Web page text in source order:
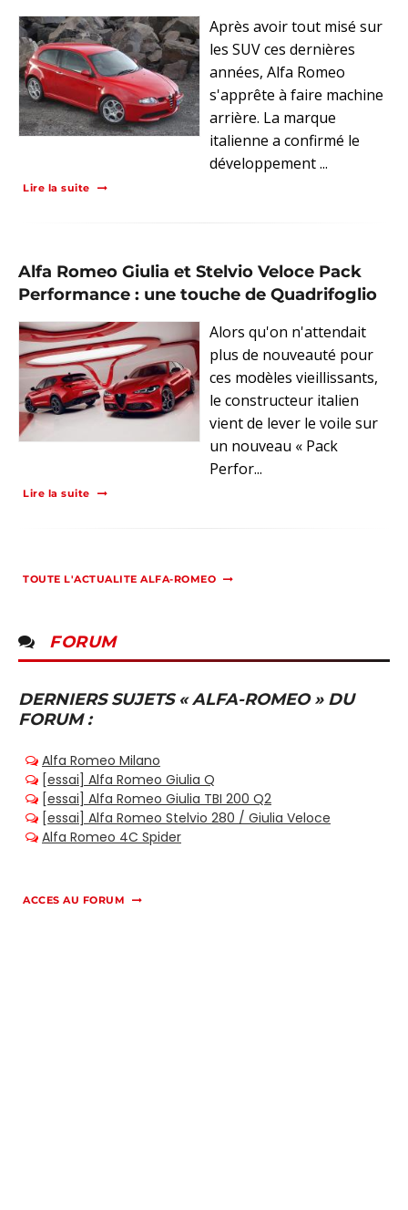
Après avoir tout misé sur
les SUV ces dernières
années, Alfa Romeo
s'apprête à faire machine
arrière. La marque
italienne a confirmé le
développement ...
Lire la suite
Alfa Romeo Giulia et Stelvio Veloce Pack
Performance : une touche de Quadrifoglio
Alors qu'on n'attendait
plus de nouveauté pour
ces modèles vieillissants,
le constructeur italien
vient de lever le voile sur
un nouveau « Pack
Perfor...
Lire la suite
TOUTE L'ACTUALITE ALFA-ROMEO
FORUM
DERNIERS SUJETS « ALFA-ROMEO » DU
FORUM :
ACCES AU FORUM